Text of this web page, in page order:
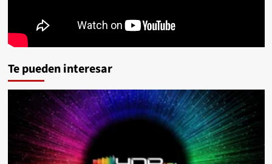
Te pueden interesar